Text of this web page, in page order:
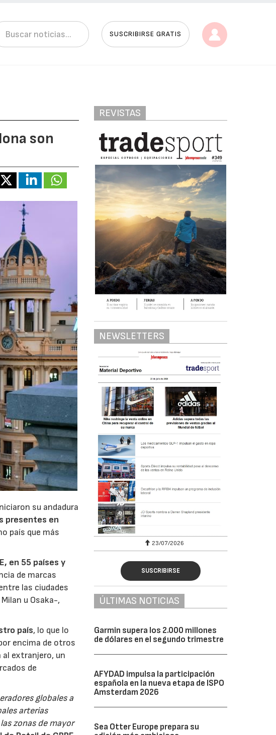
SUSCRIBIRSE GRATIS
son
su andadura
presentes en
país que más
en 55 países y
de marcas
las ciudades
u Osaka-,
país, lo que lo
encima de otros
al extranjero, un
de
globales a
arterias
zonas de mayor
REVISTAS
NEWSLETTERS
23/07/2026
SUSCRIBIRSE
ÚLTIMAS NOTICIAS
Garmin supera los 2.000 millones
de dólares en el segundo trimestre
AFYDAD impulsa la participación
española en la nueva etapa de ISPO
Amsterdam 2026
Sea Otter Europe prepara su